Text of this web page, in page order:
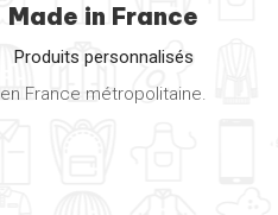
Made in France
Produits personnalisés
en France métropolitaine.